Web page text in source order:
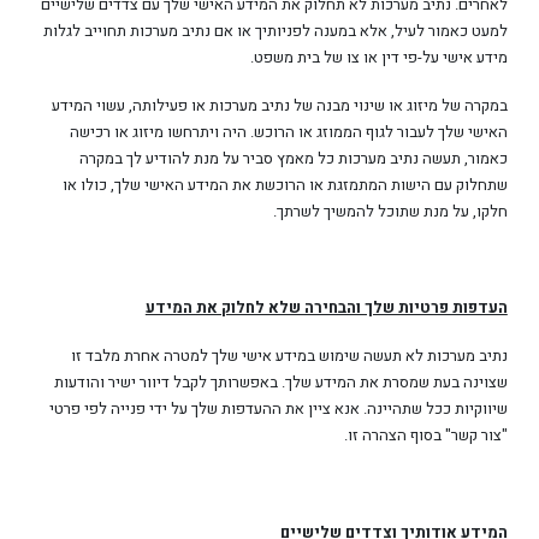
למעט כאמור לעיל, אלא במענה לפניותיך או אם נתיב מערכות תחוייב לגלות
מידע אישי על-פי דין או צו של בית משפט.
במקרה של מיזוג או שינוי מבנה של נתיב מערכות או פעילותה, עשוי המידע
האישי שלך לעבור לגוף הממוזג או הרוכש. היה ויתרחשו מיזוג או רכישה
כאמור, תעשה נתיב מערכות כל מאמץ סביר על מנת להודיע לך במקרה
שתחלוק עם הישות המתמזגת או הרוכשת את המידע האישי שלך, כולו או
חלקו, על מנת שתוכל להמשיך לשרתך.
העדפות פרטיות שלך והבחירה שלא לחלוק את המידע
נתיב מערכות לא תעשה שימוש במידע אישי שלך למטרה אחרת מלבד זו
שצוינה בעת שמסרת את המידע שלך. באפשרותך לקבל דיוור ישיר והודעות
שיווקיות ככל שתהיינה. אנא ציין את ההעדפות שלך על ידי פנייה לפי פרטי
"צור קשר" בסוף הצהרה זו.
המידע אודותיך וצדדים שלישיים